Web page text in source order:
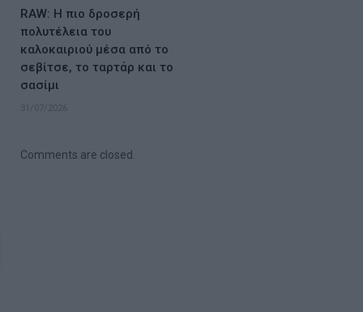
RAW: Η πιο δροσερή
πολυτέλεια του
καλοκαιριού μέσα από το
σεβίτσε, το ταρτάρ και το
σασίμι
31/07/2026
Comments are closed.